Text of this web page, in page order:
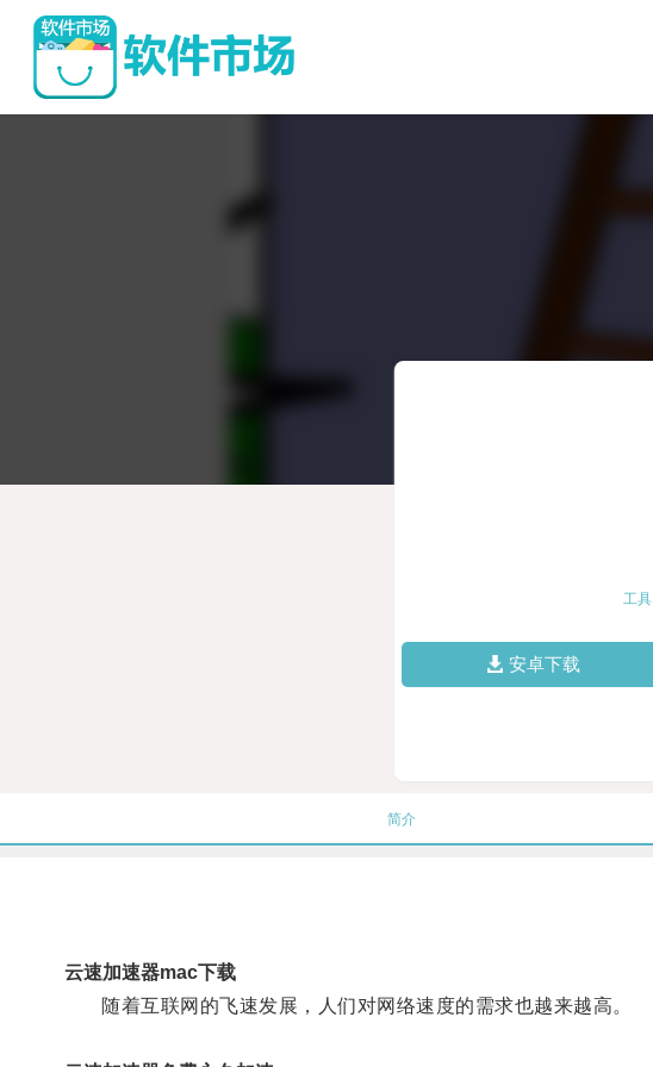
工具
安卓下载
简介
云速加速器mac下载
随着互联网的飞速发展，人们对网络速度的需求也越来越高。